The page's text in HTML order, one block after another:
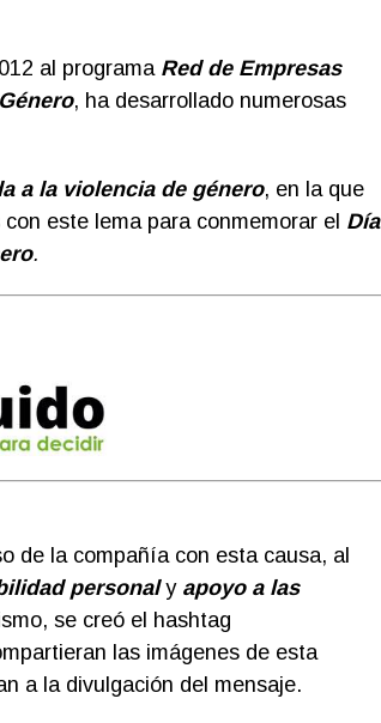
al programa Red de Empresas
, ha desarrollado numerosas
a la violencia de género, en la que
este lema para conmemorar el Día
.
de la compañía con esta causa, al
personal y apoyo a las
se creó el hashtag
las imágenes de esta
a la divulgación del mensaje.